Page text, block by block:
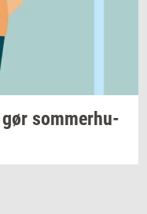
gør som­mer­hu­